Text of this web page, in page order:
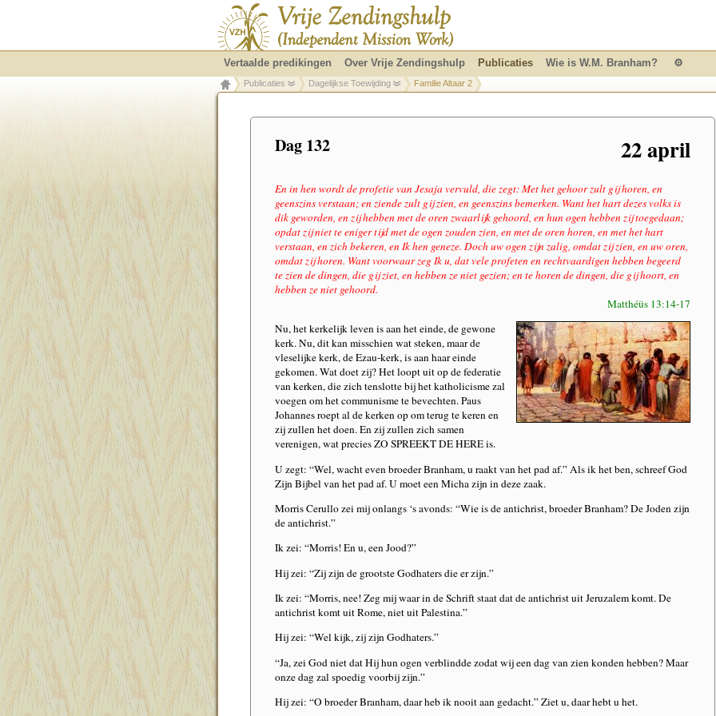
22 april
Dag 132
En in hen wordt de profetie van Jesaja vervuld, die zegt: Met het gehoor zult gij horen, en
geenszins verstaan; en ziende zult gij zien, en geenszins bemerken. Want het hart dezes volks is
dik geworden, en zij hebben met de oren zwaarlijk gehoord, en hun ogen hebben zij toegedaan;
opdat zij niet te eniger tijd met de ogen zouden zien, en met de oren horen, en met het hart
verstaan, en zich bekeren, en Ik hen geneze. Doch uw ogen zijn zalig, omdat zij zien, en uw oren,
omdat zij horen. Want voorwaar zeg Ik u, dat vele profeten en rechtvaardigen hebben begeerd
te zien de dingen, die gij ziet, en hebben ze niet gezien; en te horen de dingen, die gij hoort, en
hebben ze niet gehoord.
Matthéüs 13:14-17
Nu, het kerkelijk leven is aan het einde, de gewone
kerk. Nu, dit kan misschien wat steken, maar de
vleselijke kerk, de Ezau-kerk, is aan haar einde
gekomen. Wat doet zij? Het loopt uit op de federatie
van kerken, die zich tenslotte bij het katholicisme zal
voegen om het communisme te bevechten. Paus
Johannes roept al de kerken op om terug te keren en
zij zullen het doen. En zij zullen zich samen
verenigen, wat precies ZO SPREEKT DE HERE is.
U zegt: “Wel, wacht even broeder Branham, u raakt van het pad af.” Als ik het ben, schreef God
Zijn Bijbel van het pad af. U moet een Micha zijn in deze zaak.
Morris Cerullo zei mij onlangs ‘s avonds: “Wie is de antichrist, broeder Branham? De Joden zijn
de antichrist.”
Ik zei: “Morris! En u, een Jood?”
Hij zei: “Zij zijn de grootste Godhaters die er zijn.”
Ik zei: “Morris, nee! Zeg mij waar in de Schrift staat dat de antichrist uit Jeruzalem komt. De
antichrist komt uit Rome, niet uit Palestina.”
Hij zei: “Wel kijk, zij zijn Godhaters.”
“Ja, zei God niet dat Hij hun ogen verblindde zodat wij een dag van zien konden hebben? Maar
onze dag zal spoedig voorbij zijn.”
Hij zei: “O broeder Branham, daar heb ik nooit aan gedacht.” Ziet u, daar hebt u het.
Vertaalde predikingen Over Vrije Zendingshulp Publicaties Wie is W.M. Branham? ⚙
Publicaties Dagelijkse Toewijding Familie Altaar 2